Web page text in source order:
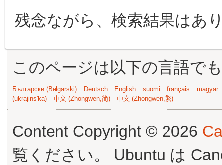
残念ながら、検索結果はあ
このページは以下の言語で
Български (Bəlgarski) Deutsch English suomi français
magyar
(ukrajins'ka)
中文 (Zhongwen,简) 中文 (Zhongwen,繁)
Content Copyright © 2026
覧ください。 Ubuntu は